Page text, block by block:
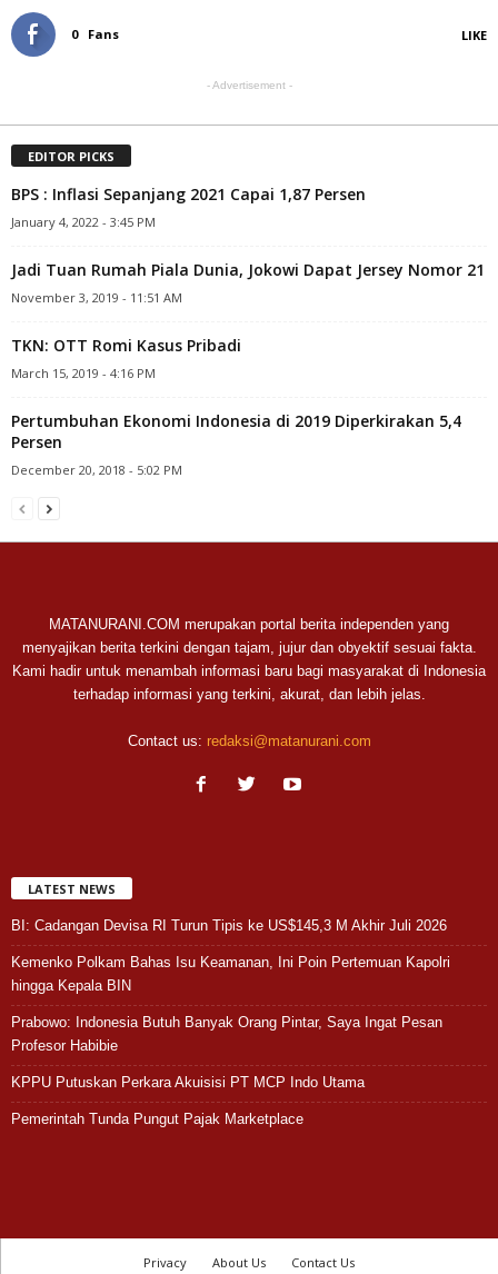
0 Fans LIKE
- Advertisement -
EDITOR PICKS
BPS : Inflasi Sepanjang 2021 Capai 1,87 Persen
January 4, 2022 - 3:45 PM
Jadi Tuan Rumah Piala Dunia, Jokowi Dapat Jersey Nomor 21
November 3, 2019 - 11:51 AM
TKN: OTT Romi Kasus Pribadi
March 15, 2019 - 4:16 PM
Pertumbuhan Ekonomi Indonesia di 2019 Diperkirakan 5,4
Persen
December 20, 2018 - 5:02 PM
MATANURANI.COM merupakan portal berita independen yang
menyajikan berita terkini dengan tajam, jujur dan obyektif sesuai fakta.
Kami hadir untuk menambah informasi baru bagi masyarakat di Indonesia
terhadap informasi yang terkini, akurat, dan lebih jelas.
Contact us: redaksi@matanurani.com
LATEST NEWS
BI: Cadangan Devisa RI Turun Tipis ke US$145,3 M Akhir Juli 2026
Kemenko Polkam Bahas Isu Keamanan, Ini Poin Pertemuan Kapolri
hingga Kepala BIN
Prabowo: Indonesia Butuh Banyak Orang Pintar, Saya Ingat Pesan
Profesor Habibie
KPPU Putuskan Perkara Akuisisi PT MCP Indo Utama
Pemerintah Tunda Pungut Pajak Marketplace
Privacy About Us Contact Us